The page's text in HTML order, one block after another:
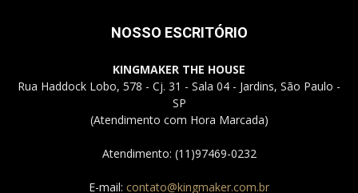
SP
NOSSO ESCRITÓRIO
KINGMAKER THE HOUSE
Rua Haddock Lobo, 578 - Cj. 31 - Sala 04 - Jardins, São Paulo -
SP
(Atendimento com Hora Marcada)
Atendimento: (11)97469-0232
E-mail: contato@kingmaker.com.br